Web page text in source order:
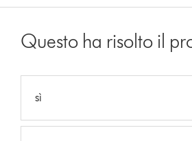
Questo ha risolto il
sì